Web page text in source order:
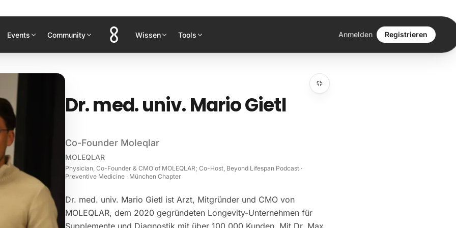
Events Community Wissen Tools Anmelden Registrieren
Dr. med. univ. Mario Gietl
Co-Founder Moleqlar
MOLEQLAR
Physician, Co-Founder & CMO of MOLEQLAR; Co-Host, Beyond Lifespan Podcast ·
Preventive Medicine · München Chapter
Dr. med. univ. Mario Gietl ist Arzt, Mitgründer und CMO von
MOLEQLAR, dem 2020 gegründeten Longevity-Unternehmen für
Supplemente und Diagnostik mit über 100.000 Kunden. Mit Dr. Max